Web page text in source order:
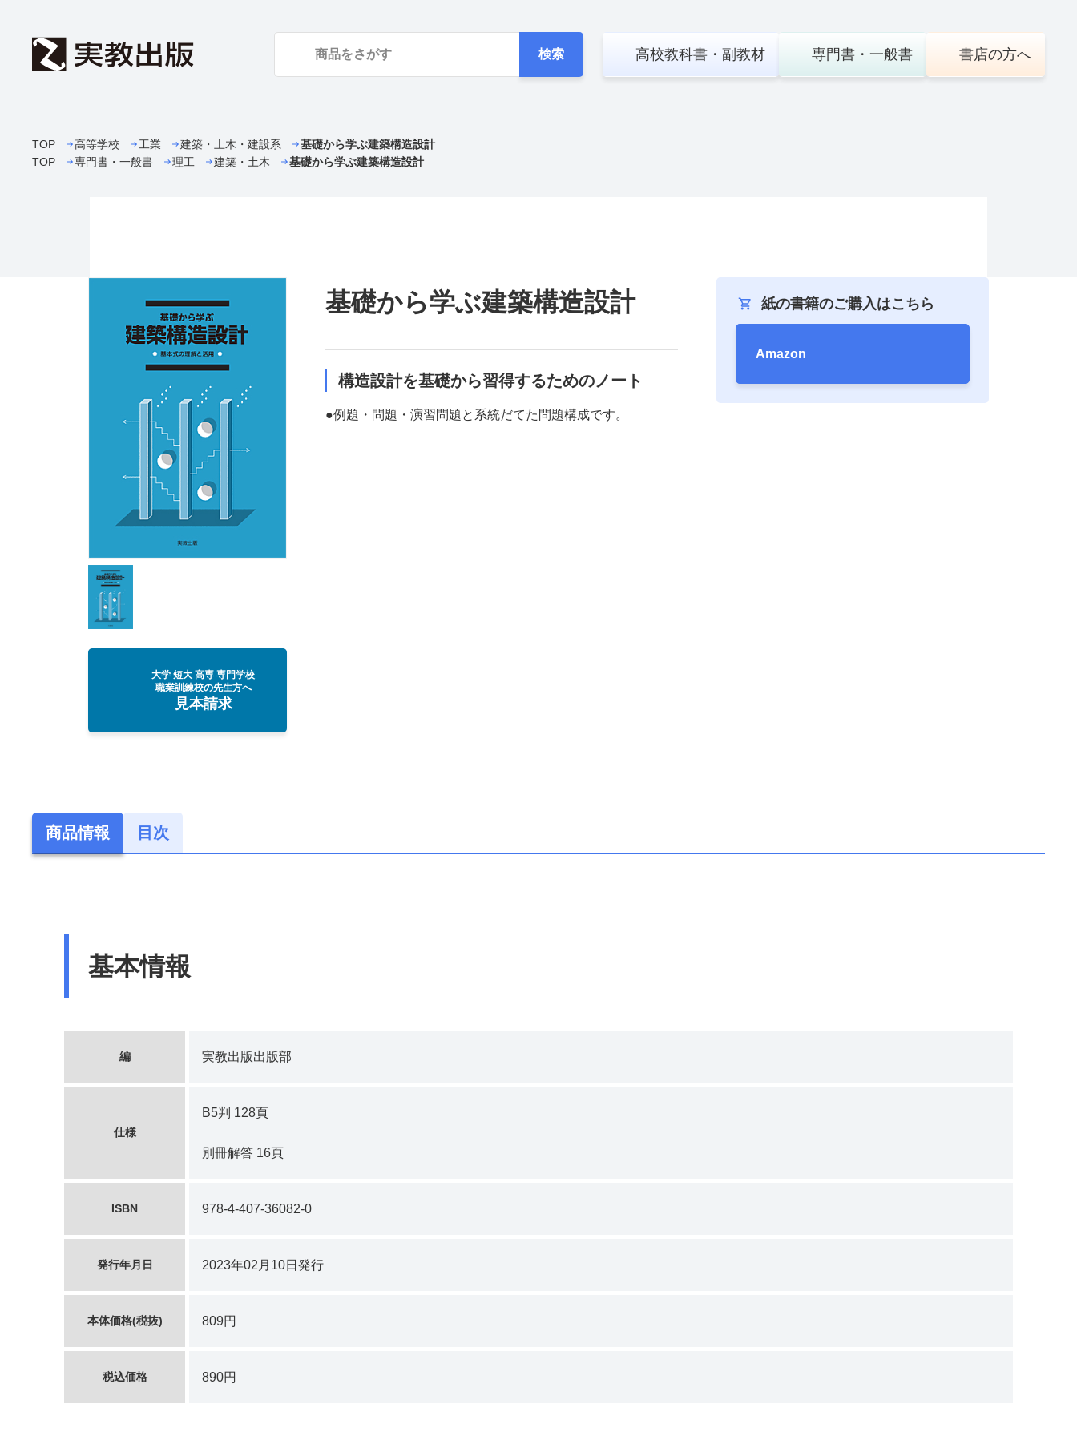
検索 高校教科書・ 副教材 専門書・ 一般書 書店の方へ
TOP 高等学校 工業 建築・土木・建設系
基礎から学ぶ建築構造設計
TOP
専門書・一般書 理工 建築・土木 基礎から学ぶ建築構造設計
大学 短大 高専 専門学校
職業訓練校の先生方へ
見本請求
基礎から学ぶ建築構造設計
構造設計を基礎から習得するためのノート
●例題・問題・演習問題と系統だてた問題構成です。
紙の書籍のご購入はこちら
Amazon
商品情報 目次
基本情報
編 実教出版出版部
仕様
B5判 128頁
別冊解答 16頁
ISBN 978-4-407-36082-0
発行年月日 2023年02月10日発行
本体価格(税抜) 809円
税込価格 890円